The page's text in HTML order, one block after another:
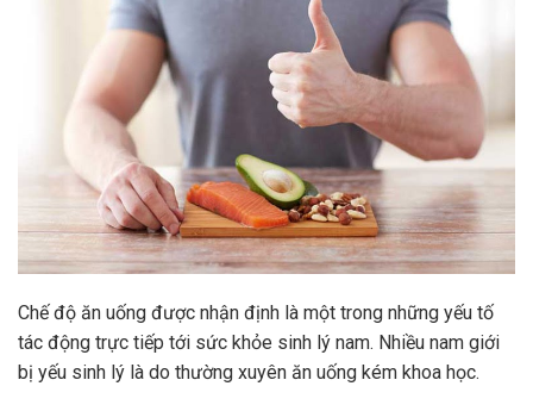
Chế độ ăn uống được nhận định là một trong những yếu tố
tác động trực tiếp tới sức khỏe sinh lý nam. Nhiều nam giới
bị yếu sinh lý là do thường xuyên ăn uống kém khoa học.